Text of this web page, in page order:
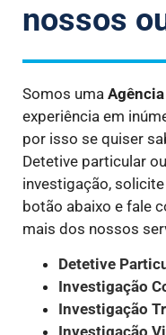
nossos
Somos uma
experiência em
por isso se quiser
Detetive particular
investigação,
botão abaixo e fale
mais dos nossos
Detetive
Investigação
Investigação